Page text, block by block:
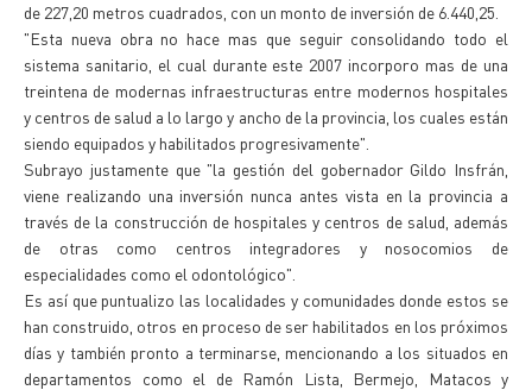
de 227,20 metros cuadrados, con un monto de inversión de 6.440,25.
"Esta nueva obra no hace mas que seguir consolidando todo el
sistema sanitario, el cual durante este 2007 incorporo mas de una
treintena de modernas infraestructuras entre modernos hospitales
y centros de salud a lo largo y ancho de la provincia, los cuales están
siendo equipados y habilitados progresivamente".
Subrayo justamente que "la gestión del gobernador Gildo Insfrán,
viene realizando una inversión nunca antes vista en la provincia a
través de la construcción de hospitales y centros de salud, además
de otras como centros integradores y nosocomios de
especialidades como el odontológico".
Es así que puntualizo las localidades y comunidades donde estos se
han construido, otros en proceso de ser habilitados en los próximos
días y también pronto a terminarse, mencionando a los situados en
departamentos como el de Ramón Lista, Bermejo, Matacos y